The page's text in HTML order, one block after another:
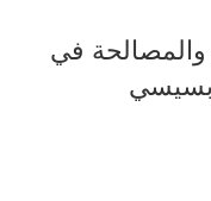
والمصالحة في
بسيسي